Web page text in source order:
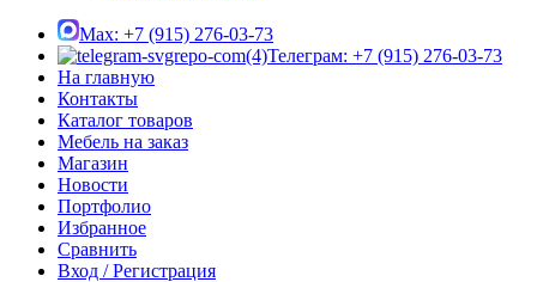
Max: +7 (915) 276-03-73
Телеграм: +7 (915) 276-03-73
На главную
Контакты
Каталог товаров
Мебель на заказ
Магазин
Новости
Портфолио
Избранное
Сравнить
Вход / Регистрация